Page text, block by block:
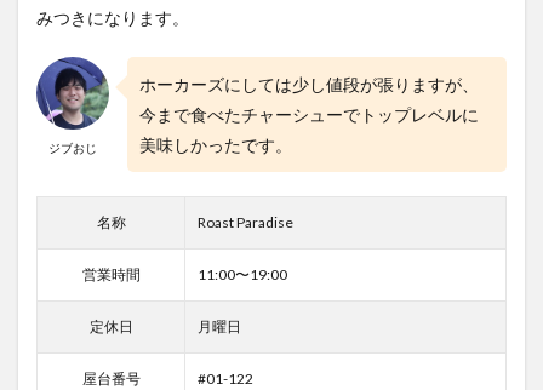
みつきになります。
ジブおじ
ホーカーズにしては少し値段が張りますが、
今まで食べたチャーシューでトップレベルに
美味しかったです。
名称 Roast Paradise
営業時間 11:00〜19:00
定休日 月曜日
屋台番号 #01-122